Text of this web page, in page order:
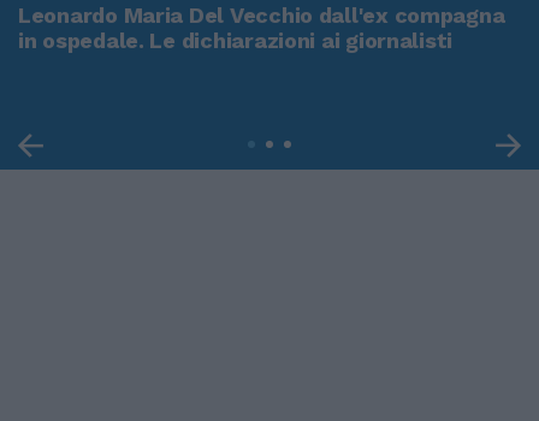
Leonardo Maria Del Vecchio dall'ex compagna
in ospedale. Le dichiarazioni ai giornalisti